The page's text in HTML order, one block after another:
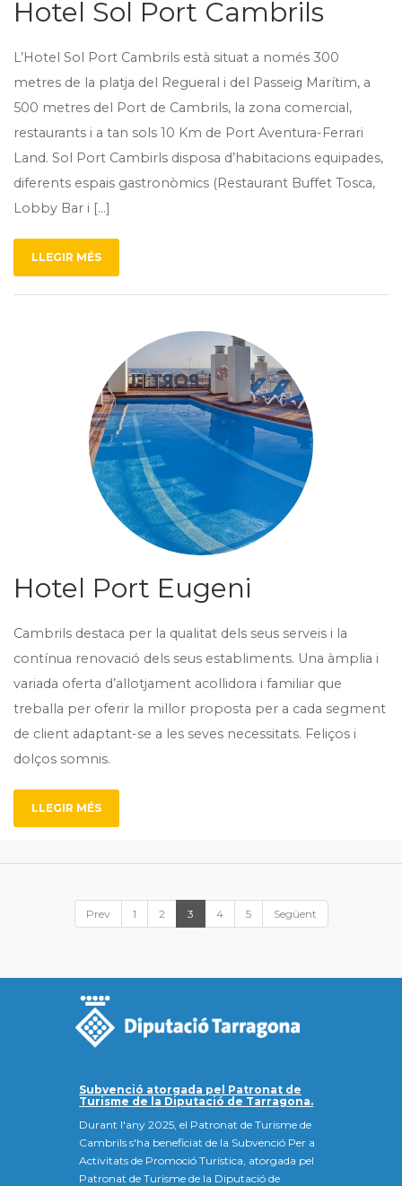
Hotel Sol Port Cambrils
L’Hotel Sol Port Cambrils està situat a només 300
metres de la platja del Regueral i del Passeig Marítim, a
500 metres del Port de Cambrils, la zona comercial,
restaurants i a tan sols 10 Km de Port Aventura-Ferrari
Land. Sol Port Cambirls disposa d’habitacions equipades,
diferents espais gastronòmics (Restaurant Buffet Tosca,
Lobby Bar i […]
LLEGIR MÉS
Hotel Port Eugeni
Cambrils destaca per la qualitat dels seus serveis i la
contínua renovació dels seus establiments. Una àmplia i
variada oferta d’allotjament acollidora i familiar que
treballa per oferir la millor proposta per a cada segment
de client adaptant-se a les seves necessitats. Feliços i
dolços somnis.
LLEGIR MÉS
Prev 1 2 3 4 5 Següent
Subvenció atorgada pel Patronat de
Turisme de la Diputació de Tarragona.
Durant l'any 2025, el Patronat de Turisme de
Cambrils s'ha beneficiat de la Subvenció Per a
Activitats de Promoció Turística, atorgada pel
Patronat de Turisme de la Diputació de